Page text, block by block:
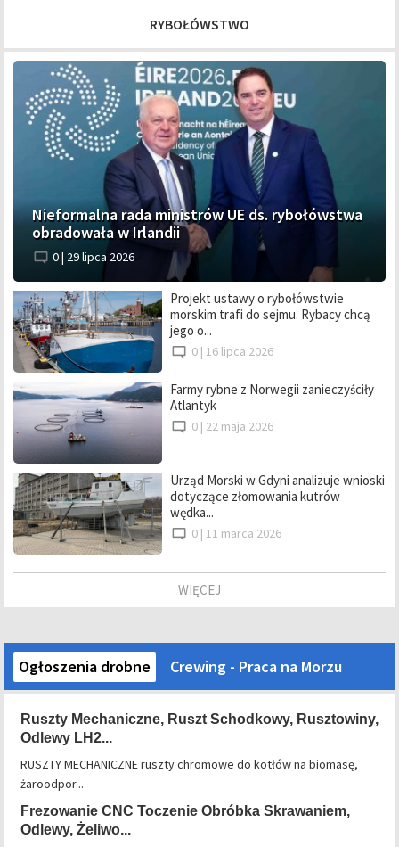
RYBOŁÓWSTWO
Nieformalna rada ministrów UE ds. rybołówstwa
obradowała w Irlandii
0 | 29 lipca 2026
Projekt ustawy o rybołówstwie
morskim trafi do sejmu. Rybacy chcą
jego o...
0 | 16 lipca 2026
Farmy rybne z Norwegii zanieczyściły
Atlantyk
0 | 22 maja 2026
Urząd Morski w Gdyni analizuje wnioski
dotyczące złomowania kutrów
wędka...
0 | 11 marca 2026
WIĘCEJ
Ogłoszenia drobne Crewing - Praca na Morzu
Ruszty Mechaniczne, Ruszt Schodkowy, Rusztowiny,
Odlewy LH2...
RUSZTY MECHANICZNE ruszty chromowe do kotłów na biomasę,
żaroodpor...
Frezowanie CNC Toczenie Obróbka Skrawaniem,
Odlewy, Żeliwo...